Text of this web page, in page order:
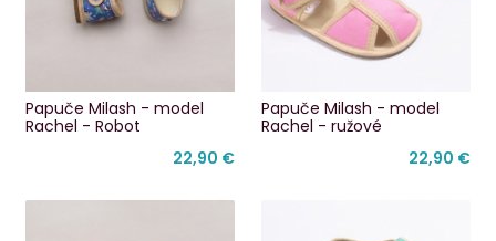
Papuče Milash - model
Rachel - Robot
22,90 €
Papuče Milash - model
Rachel - ružové
22,90 €